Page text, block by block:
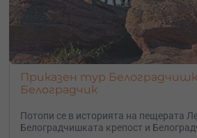
Приказен тур
Белоградчик
Потопи се в историята на пещерата
Белоградчишката крепост и